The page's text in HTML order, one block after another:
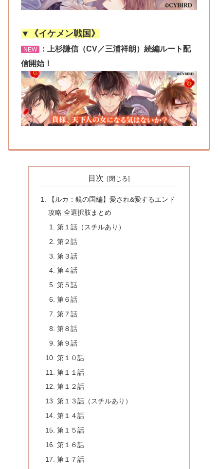
▼《イケメン戦国》
NEW
：上杉謙信（CV／三浦祥朗）続編ルート配
信開始！
目次
【ルカ：鏡の国編】愛され&愛するエンド
攻略 全選択肢まとめ
第１話（スチルあり）
第２話
第３話
第４話
第５話
第６話
第７話
第８話
第９話
第１０話
第１１話
第１２話
第１３話（スチルあり）
第１４話
第１５話
第１６話
第１７話